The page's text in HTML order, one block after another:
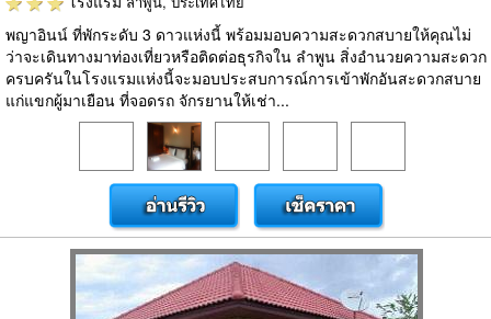
พญาอินน์ ที่พักระดับ 3 ดาวแห่งนี้ พร้อมมอบความสะดวกสบายให้คุณไม่
ว่าจะเดินทางมาท่องเที่ยวหรือติดต่อธุรกิจใน ลำพูน สิ่งอำนวยความสะดวก
ครบครันในโรงแรมแห่งนี้จะมอบประสบการณ์การเข้าพักอันสะดวกสบาย
แก่แขกผู้มาเยือน ที่จอดรถ จักรยานให้เช่า...